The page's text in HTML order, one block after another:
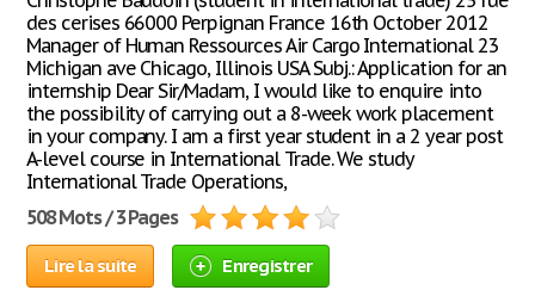
des cerises 66000 Perpignan France 16th October 2012
Manager of Human Ressources Air Cargo International 23
Michigan ave Chicago, Illinois USA Subj.: Application for an
internship Dear Sir/Madam, I would like to enquire into
the possibility of carrying out a 8-week work placement
in your company. I am a first year student in a 2 year post
A-level course in International Trade. We study
International Trade Operations,
508 Mots / 3 Pages
Lire la suite Enregistrer